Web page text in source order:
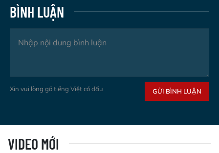
BÌNH LUẬN
Xin vui lòng gõ tiếng Việt có dấu GỬI BÌNH LUẬN
VIDEO MỚI